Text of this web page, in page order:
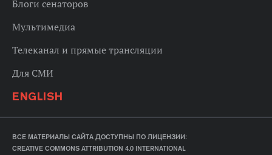
Блоги сенаторов
Мультимедиа
Телеканал и прямые трансляции
Для СМИ
ENGLISH
ВСЕ МАТЕРИАЛЫ САЙТА ДОСТУПНЫ ПО ЛИЦЕНЗИИ:
CREATIVE COMMONS ATTRIBUTION 4.0 INTERNATIONAL